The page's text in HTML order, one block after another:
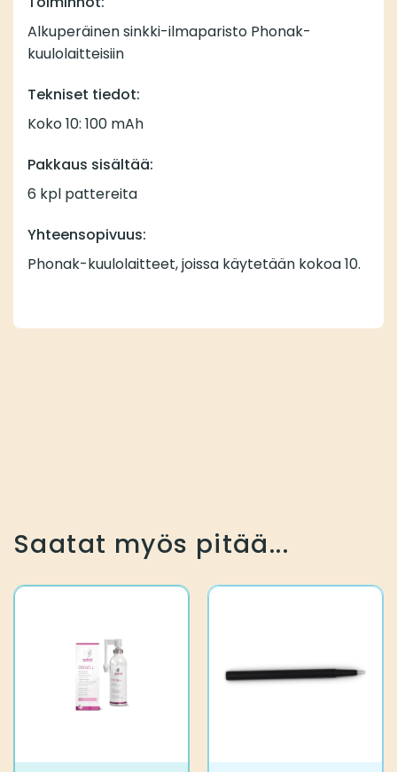
Alkuperäinen sinkki-ilmaparisto Phonak-
kuulolaitteisiin
Tekniset tiedot:
Koko 10: 100 mAh
Pakkaus sisältää:
6 kpl pattereita
Yhteensopivuus:
Phonak-kuulolaitteet, joissa käytetään kokoa 10.
Saatat myös pitää...